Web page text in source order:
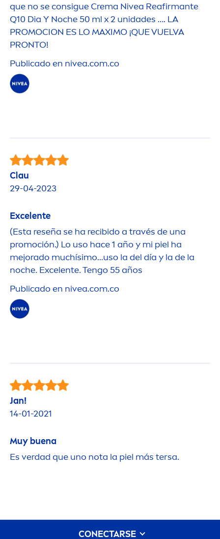
que no se consigue Crema Nivea Reafirmante
Q10 Dia Y Noche 50 ml x 2 unidades …. LA
PROMOCION ES LO MAXIMO ¡QUE VUELVA
PRONTO!
Publicado en nivea.com.co
Clau
29-04-2023
Excelente
(Esta reseña se ha recibido a través de una
promoción.) Lo uso hace 1 año y mi piel ha
mejorado muchísimo...uso la del día y la de la
noche. Excelente. Tengo 55 años
Publicado en nivea.com.co
Jan!
14-01-2021
Muy buena
Es verdad que uno nota la piel más tersa.
CONECTARSE